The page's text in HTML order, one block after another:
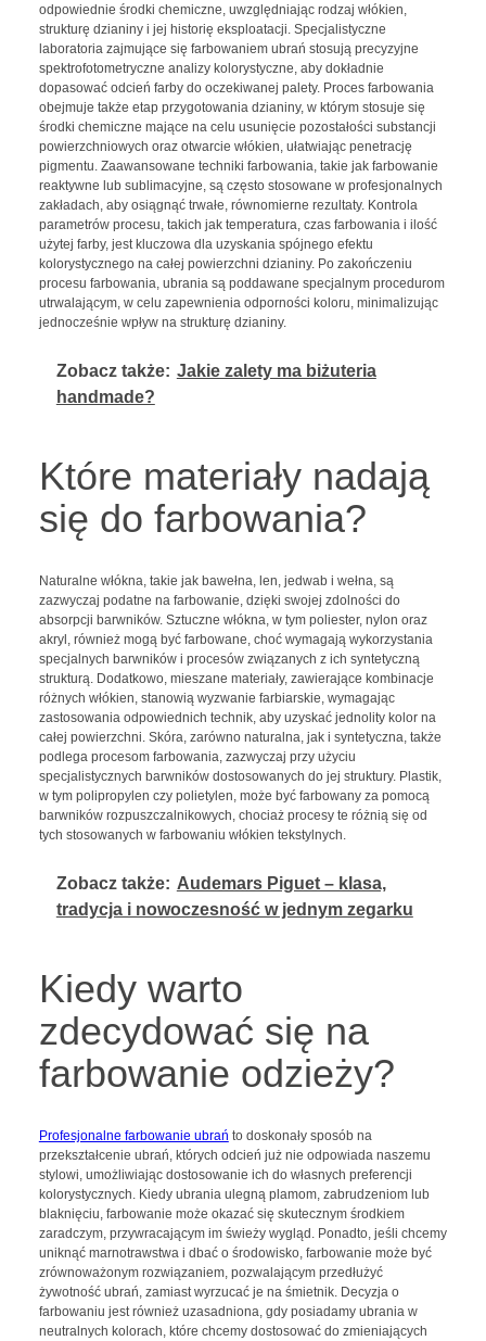
odpowiednie środki chemiczne, uwzględniając rodzaj włókien,
strukturę dzianiny i jej historię eksploatacji. Specjalistyczne
laboratoria zajmujące się farbowaniem ubrań stosują precyzyjne
spektrofotometryczne analizy kolorystyczne, aby dokładnie
dopasować odcień farby do oczekiwanej palety. Proces farbowania
obejmuje także etap przygotowania dzianiny, w którym stosuje się
środki chemiczne mające na celu usunięcie pozostałości substancji
powierzchniowych oraz otwarcie włókien, ułatwiając penetrację
pigmentu. Zaawansowane techniki farbowania, takie jak farbowanie
reaktywne lub sublimacyjne, są często stosowane w profesjonalnych
zakładach, aby osiągnąć trwałe, równomierne rezultaty. Kontrola
parametrów procesu, takich jak temperatura, czas farbowania i ilość
użytej farby, jest kluczowa dla uzyskania spójnego efektu
kolorystycznego na całej powierzchni dzianiny. Po zakończeniu
procesu farbowania, ubrania są poddawane specjalnym procedurom
utrwalającym, w celu zapewnienia odporności koloru, minimalizując
jednocześnie wpływ na strukturę dzianiny.
Zobacz także: Jakie zalety ma biżuteria
handmade?
Które materiały nadają
się do farbowania?
Naturalne włókna, takie jak bawełna, len, jedwab i wełna, są
zazwyczaj podatne na farbowanie, dzięki swojej zdolności do
absorpcji barwników. Sztuczne włókna, w tym poliester, nylon oraz
akryl, również mogą być farbowane, choć wymagają wykorzystania
specjalnych barwników i procesów związanych z ich syntetyczną
strukturą. Dodatkowo, mieszane materiały, zawierające kombinacje
różnych włókien, stanowią wyzwanie farbiarskie, wymagając
zastosowania odpowiednich technik, aby uzyskać jednolity kolor na
całej powierzchni. Skóra, zarówno naturalna, jak i syntetyczna, także
podlega procesom farbowania, zazwyczaj przy użyciu
specjalistycznych barwników dostosowanych do jej struktury. Plastik,
w tym polipropylen czy polietylen, może być farbowany za pomocą
barwników rozpuszczalnikowych, chociaż procesy te różnią się od
tych stosowanych w farbowaniu włókien tekstylnych.
Zobacz także: Audemars Piguet – klasa,
tradycja i nowoczesność w jednym zegarku
Kiedy warto
zdecydować się na
farbowanie odzieży?
Profesjonalne farbowanie ubrań to doskonały sposób na
przekształcenie ubrań, których odcień już nie odpowiada naszemu
stylowi, umożliwiając dostosowanie ich do własnych preferencji
kolorystycznych. Kiedy ubrania ulegną plamom, zabrudzeniom lub
blaknięciu, farbowanie może okazać się skutecznym środkiem
zaradczym, przywracającym im świeży wygląd. Ponadto, jeśli chcemy
uniknąć marnotrawstwa i dbać o środowisko, farbowanie może być
zrównoważonym rozwiązaniem, pozwalającym przedłużyć
żywotność ubrań, zamiast wyrzucać je na śmietnik. Decyzja o
farbowaniu jest również uzasadniona, gdy posiadamy ubrania w
neutralnych kolorach, które chcemy dostosować do zmieniających